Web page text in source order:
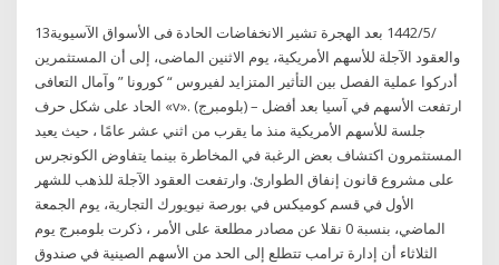
13‏‏/5‏‏/1442 بعد الهجرة تشير الانخفاضات الحادة فى الأسواق الآسيوية
والعقود الآجلة للأسهم الأمريكية، يوم الاثنين الماضى، إلى أن المستثمرين
أدركوا عملية الفصل بين التأثير المتزايد لفيروس “ كورونا ” وآمال التعافى
الحاد على شكل حرف «v». (بلومبرج) – ارتفعت الأسهم في آسيا بعد أفضل
جلسة للأسهم الأمريكية منذ ما يقرب من اثني عشر عامًا ، حيث يعيد
المستثمرون اكتشاف بعض الرغبة في المخاطرة بينما يتفاوض الكونجرس
على مشروع قانون إنفاق الطوارئ. وارتفعت العقود الآجلة للذهب للشهر
الأول في قسم كوميكس في بورصة نيويورك التجارية، يوم الجمعة
الماضي، بنسبة 0 نقلا عن مصادر مطلعة على الأمر ، ذكرت بلومبرج يوم
الثلاثاء أن إدارة ترامب تتطلع إلى الحد من الأسهم الصينية في صندوق